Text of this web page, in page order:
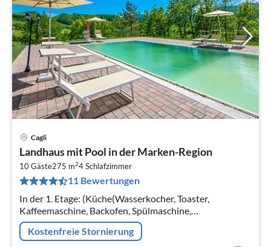
Cagli
Landhaus mit Pool in der Marken-Region
10 Gäste275 m24Schlafzimmer
11 Bewertungen
In der 1. Etage: (Küche(Wasserkocher, Toaster,
Kaffeemaschine, Backofen, Spülmaschine,
Kühl-/Gefrierkombination), Wohn/Esszimmer(TV,
Esstisch(11 Personen), Sitzecke, Klimaanlage)
Kostenfreie Stornierung